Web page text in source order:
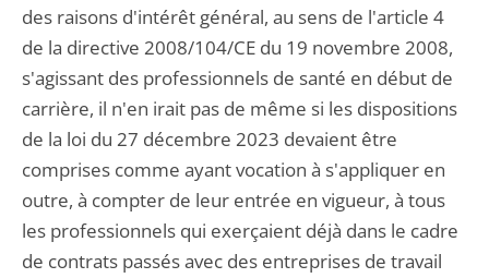
des raisons d'intérêt général, au sens de l'article 4
de la directive 2008/104/CE du 19 novembre 2008,
s'agissant des professionnels de santé en début de
carrière, il n'en irait pas de même si les dispositions
de la loi du 27 décembre 2023 devaient être
comprises comme ayant vocation à s'appliquer en
outre, à compter de leur entrée en vigueur, à tous
les professionnels qui exerçaient déjà dans le cadre
de contrats passés avec des entreprises de travail